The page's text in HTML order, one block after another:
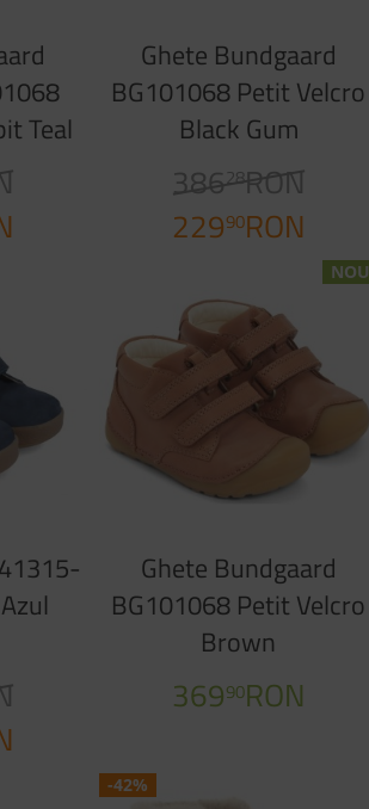
Teal
Ghete Bundgaard
BG101068 Petit Velcro
Black Gum
38628RON
22990RON
NOU
Ghete Bundgaard
BG101068 Petit Velcro
Brown
36990RON
-42%